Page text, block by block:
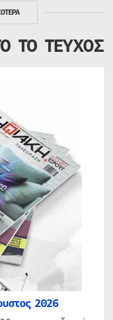
ΤΟ ΤΕΥΧΟΣ
2026